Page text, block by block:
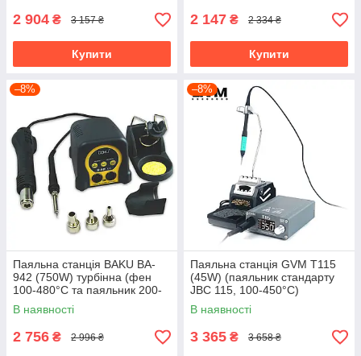
2 904 ₴ 3 157 ₴
Купити
2 147 ₴ 2 334 ₴
Купити
–8%
Паяльна станція BAKU BA-
942 (750W) турбінна (фен
100-480°C та паяльник 200-
480°С)
В наявності
2 756 ₴ 2 996 ₴
–8%
Паяльна станція GVM T115
(45W) (паяльник стандарту
JBC 115, 100-450°C)
В наявності
3 365 ₴ 3 658 ₴